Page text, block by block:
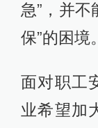
急”，并不
保”的困境。
面对职工
业希望加